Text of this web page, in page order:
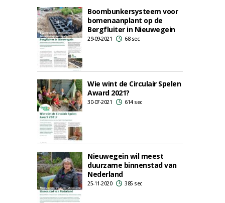
Boombunkersysteem voor
bomenaanplant op de
Bergfluiter in Nieuwegein
29-09-2021 68 sec
Wie wint de Circulair Spelen
Award 2021?
30-07-2021 614 sec
Nieuwegein wil meest
duurzame binnenstad van
Nederland
25-11-2020 385 sec